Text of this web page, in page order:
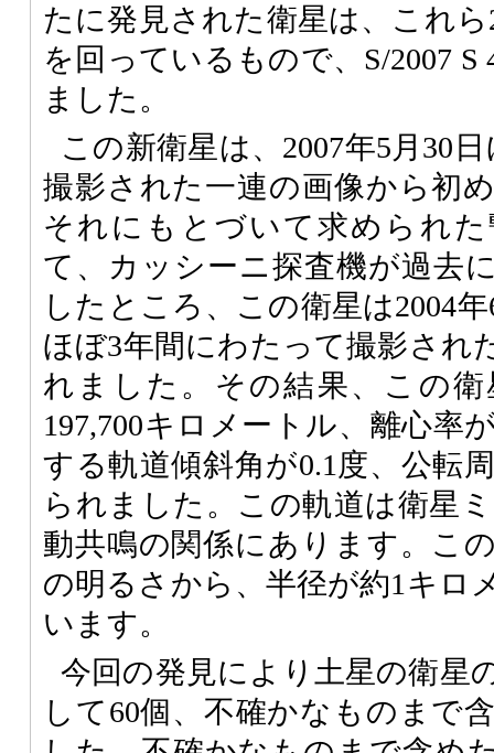
たに発見された衛星は、これ
を回っているもので、S/2007
ました。
この新衛星は、2007年5月30
撮影された一連の画像から初
それにもとづいて求められ
て、カッシーニ探査機が過去
したところ、この衛星は2004
ほぼ3年間にわたって撮影され
れました。その結果、この
197,700キロメートル、離心率
する軌道傾斜角が0.1度、公転
られました。この軌道は衛星
動共鳴の関係にあります。こ
の明るさから、半径が約1キロ
います。
今回の発見により土星の衛星
して60個、不確かなものまで